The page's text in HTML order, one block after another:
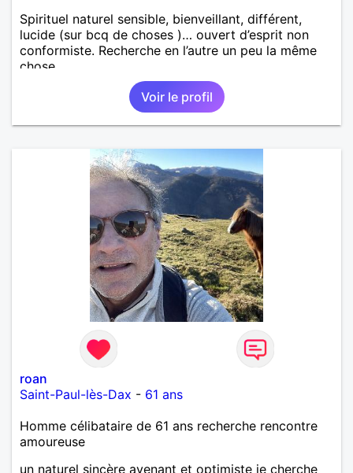
Spirituel naturel sensible, bienveillant, différent,
lucide (sur bcq de choses )… ouvert d’esprit non
conformiste. Recherche en l’autre un peu la même
chose…
Voir le profil
roan
Saint-Paul-lès-Dax - 61 ans
Homme célibataire de 61 ans recherche rencontre
amoureuse
un naturel sincère avenant et optimiste je cherche